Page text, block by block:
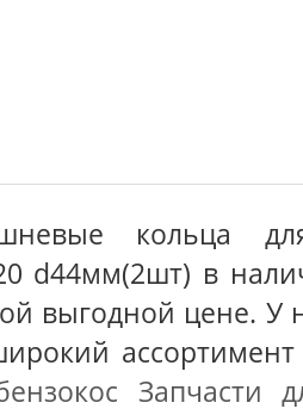
кольца
d44мм(2шт) в
выгодной цене. У
Запчасти